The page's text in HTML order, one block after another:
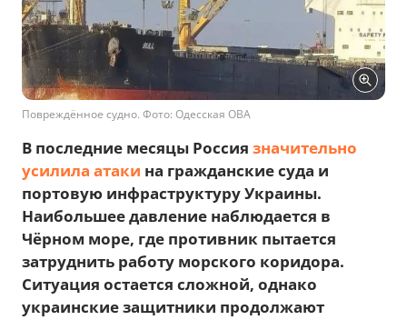
Повреждённое судно. Фото: Одесская ОВА
В последние месяцы Россия значительно
усилила атаки на гражданские суда и
портовую инфраструктуру Украины.
Наибольшее давление наблюдается в
Чёрном море, где противник пытается
затруднить работу морского коридора.
Ситуация остается сложной, однако
украинские защитники продолжают